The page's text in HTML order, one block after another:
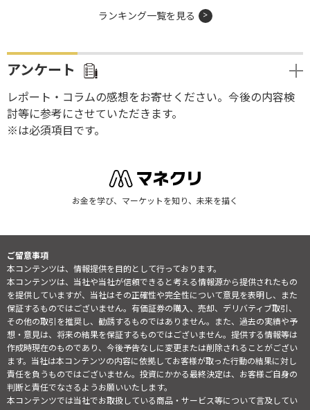
ランキング一覧を見る
アンケート
レポート・コラムの感想をお寄せください。今後の内容検
討等に参考にさせていただきます。
※は必須項目です。
お金を学び、マーケットを知り、未来を描く
ご留意事項
本コンテンツは、情報提供を目的として行っております。
本コンテンツは、当社や当社が信頼できると考える情報源から提供されたもの
を提供していますが、当社はその正確性や完全性について意見を表明し、また
保証するものではございません。有価証券の購入、売却、デリバティブ取引、
その他の取引を推奨し、勧誘するものではありません。また、過去の実績や予
想・意見は、将来の結果を保証するものではございません。提供する情報等は
作成時現在のものであり、今後予告なしに変更または削除されることがござい
ます。当社は本コンテンツの内容に依拠してお客様が取った行動の結果に対し
責任を負うものではございません。投資にかかる最終決定は、お客様ご自身の
判断と責任でなさるようお願いいたします。
本コンテンツでは当社でお取扱している商品・サービス等について言及してい